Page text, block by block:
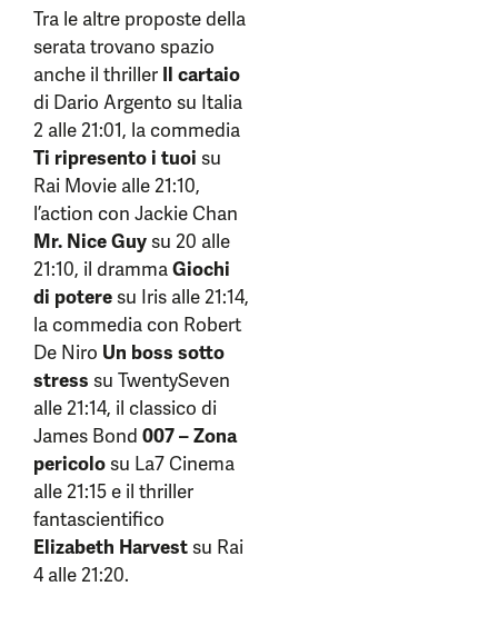
Tra le altre proposte della
serata trovano spazio
anche il thriller Il cartaio
di Dario Argento su Italia
2 alle 21:01, la commedia
Ti ripresento i tuoi su
Rai Movie alle 21:10,
l’action con Jackie Chan
Mr. Nice Guysu 20 alle
21:10, il drammaGiochi
di poteresu Iris alle 21:14,
la commedia con Robert
De Niro Un boss sotto
stress su TwentySeven
alle 21:14, il classico di
James Bond 007 – Zona
pericolosu La7 Cinema
alle 21:15 e il thriller
fantascientifico
Elizabeth Harvestsu Rai
4 alle 21:20.